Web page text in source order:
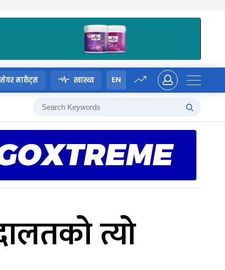
सेयर मार्केट्स स्वास्थ्य EN
त्यो